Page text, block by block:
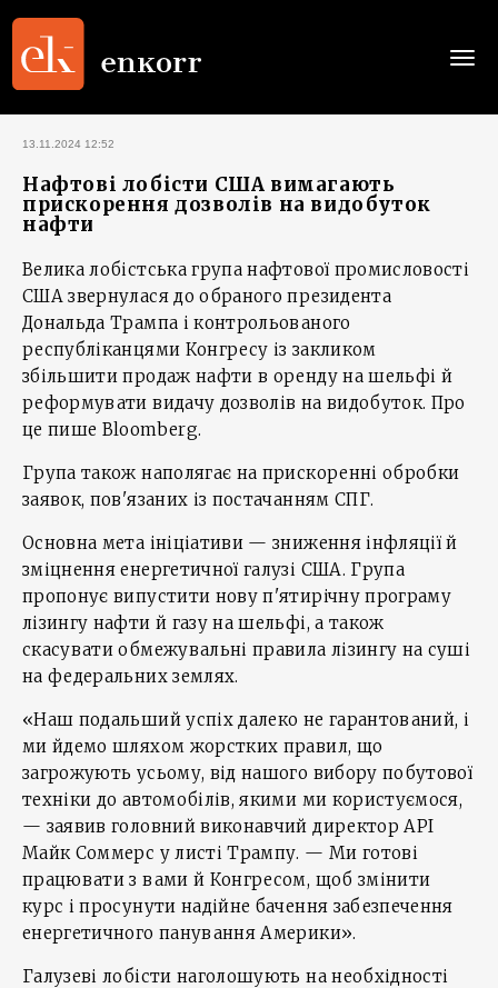
13.11.2024 12:52
Нафтові лобісти США вимагають
прискорення дозволів на видобуток
нафти
Велика лобістська група нафтової промисловості
США звернулася до обраного президента
Дональда Трампа і контрольованого
республіканцями Конгресу із закликом
збільшити продаж нафти в оренду на шельфі й
реформувати видачу дозволів на видобуток. Про
це пише Bloomberg.
Група також наполягає на прискоренні обробки
заявок, пов'язаних із постачанням CПГ.
Основна мета ініціативи — зниження інфляції й
зміцнення енергетичної галузі США. Група
пропонує випустити нову п'ятирічну програму
лізингу нафти й газу на шельфі, а також
скасувати обмежувальні правила лізингу на суші
на федеральних землях.
«Наш подальший успіх далеко не гарантований, і
ми йдемо шляхом жорстких правил, що
загрожують усьому, від нашого вибору побутової
техніки до автомобілів, якими ми користуємося,
— заявив головний виконавчий директор API
Майк Соммерс у листі Трампу. — Ми готові
працювати з вами й Конгресом, щоб змінити
курс і просунути надійне бачення забезпечення
енергетичного панування Америки».
Галузеві лобісти наголошують на необхідності